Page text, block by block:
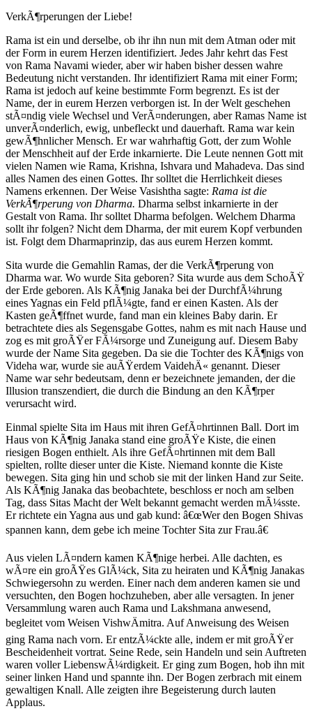
VerkÃ¶rperungen der Liebe!
Rama ist ein und derselbe, ob ihr ihn nun mit dem Atman oder mit
der Form in eurem Herzen identifiziert. Jedes Jahr kehrt das Fest
von Rama Navami wieder, aber wir haben bisher dessen wahre
Bedeutung nicht verstanden. Ihr identifiziert Rama mit einer Form;
Rama ist jedoch auf keine bestimmte Form begrenzt. Es ist der
Name, der in eurem Herzen verborgen ist. In der Welt geschehen
stÃ¤ndig viele Wechsel und VerÃ¤nderungen, aber Ramas Name ist
unverÃ¤nderlich, ewig, unbefleckt und dauerhaft. Rama war kein
gewÃ¶hnlicher Mensch. Er war wahrhaftig Gott, der zum Wohle
der Menschheit auf der Erde inkarnierte. Die Leute nennen Gott mit
vielen Namen wie Rama, Krishna, Ishvara und Mahadeva. Das sind
alles Namen des einen Gottes. Ihr solltet die Herrlichkeit dieses
Namens erkennen. Der Weise Vasishtha sagte: Rama ist die
VerkÃ¶rperung von Dharma. Dharma selbst inkarnierte in der
Gestalt von Rama. Ihr solltet Dharma befolgen. Welchem Dharma
sollt ihr folgen? Nicht dem Dharma, der mit eurem Kopf verbunden
ist. Folgt dem Dharmaprinzip, das aus eurem Herzen kommt.
Sita wurde die Gemahlin Ramas, der die VerkÃ¶rperung von
Dharma war. Wo wurde Sita geboren? Sita wurde aus dem SchoÃŸ
der Erde geboren. Als KÃ¶nig Janaka bei der DurchfÃ¼hrung
eines Yagnas ein Feld pflÃ¼gte, fand er einen Kasten. Als der
Kasten geÃ¶ffnet wurde, fand man ein kleines Baby darin. Er
betrachtete dies als Segensgabe Gottes, nahm es mit nach Hause und
zog es mit groÃŸer FÃ¼rsorge und Zuneigung auf. Diesem Baby
wurde der Name Sita gegeben. Da sie die Tochter des KÃ¶nigs von
Videha war, wurde sie auÃŸerdem VaidehÄ« genannt. Dieser
Name war sehr bedeutsam, denn er bezeichnete jemanden, der die
Illusion transzendiert, die durch die Bindung an den KÃ¶rper
verursacht wird.
Einmal spielte Sita im Haus mit ihren GefÃ¤hrtinnen Ball. Dort im
Haus von KÃ¶nig Janaka stand eine groÃŸe Kiste, die einen
riesigen Bogen enthielt. Als ihre GefÃ¤hrtinnen mit dem Ball
spielten, rollte dieser unter die Kiste. Niemand konnte die Kiste
bewegen. Sita ging hin und schob sie mit der linken Hand zur Seite.
Als KÃ¶nig Janaka das beobachtete, beschloss er noch am selben
Tag, dass Sitas Macht der Welt bekannt gemacht werden mÃ¼sste.
Er richtete ein Yagna aus und gab kund: â€œWer den Bogen Shivas
spannen kann, dem gebe ich meine Tochter Sita zur Frau.â€
Aus vielen LÃ¤ndern kamen KÃ¶nige herbei. Alle dachten, es
wÃ¤re ein groÃŸes GlÃ¼ck, Sita zu heiraten und KÃ¶nig Janakas
Schwiegersohn zu werden. Einer nach dem anderen kamen sie und
versuchten, den Bogen hochzuheben, aber alle versagten. In jener
Versammlung waren auch Rama und Lakshmana anwesend,
begleitet vom Weisen VishwÄmitra. Auf Anweisung des Weisen
ging Rama nach vorn. Er entzÃ¼ckte alle, indem er mit groÃŸer
Bescheidenheit vortrat. Seine Rede, sein Handeln und sein Auftreten
waren voller LiebenswÃ¼rdigkeit. Er ging zum Bogen, hob ihn mit
seiner linken Hand und spannte ihn. Der Bogen zerbrach mit einem
gewaltigen Knall. Alle zeigten ihre Begeisterung durch lauten
Applaus.